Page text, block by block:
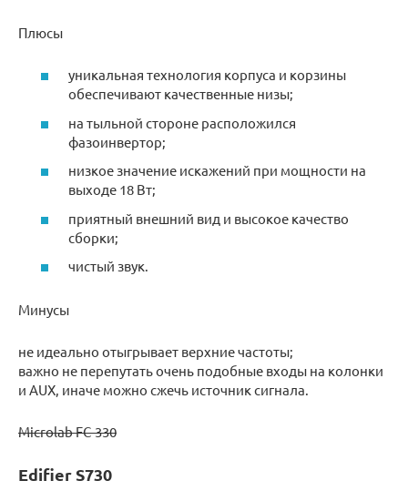
Плюсы
уникальная технология корпуса и корзины
обеспечивают качественные низы;
на тыльной стороне расположился
фазоинвертор;
низкое значение искажений при мощности на
выходе 18 Вт;
приятный внешний вид и высокое качество
сборки;
чистый звук.
Минусы
не идеально отыгрывает верхние частоты;
важно не перепутать очень подобные входы на колонки
и AUX, иначе можно сжечь источник сигнала.
Microlab FC-330
Edifier S730